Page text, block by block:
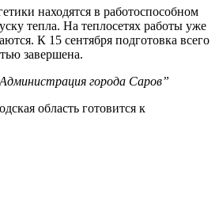
находятся в работоспособном
тепла. На теплосетях работы уже
К 15 сентября подготовка всего
завершена.
города Саров”
область готовится к